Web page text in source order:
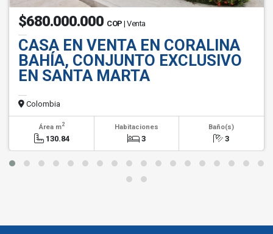
$680.000.000 COP | Venta
CASA EN VENTA EN CORALINA
BAHÍA, CONJUNTO EXCLUSIVO
EN SANTA MARTA
Colombia
Área m2
130.84
Habitaciones
3
Baño(s)
3